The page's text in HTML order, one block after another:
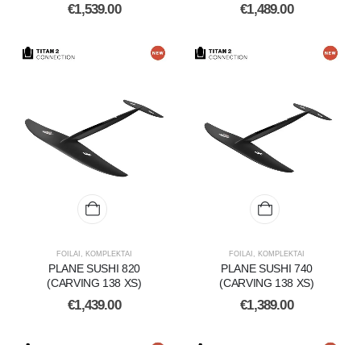
€1,539.00 €1,489.00
FOILAI , KOMPLEKTAI
PLANE SUSHI 820
(CARVING 138 XS)
€1,439.00
FOILAI , KOMPLEKTAI
PLANE SUSHI 740
(CARVING 138 XS)
€1,389.00